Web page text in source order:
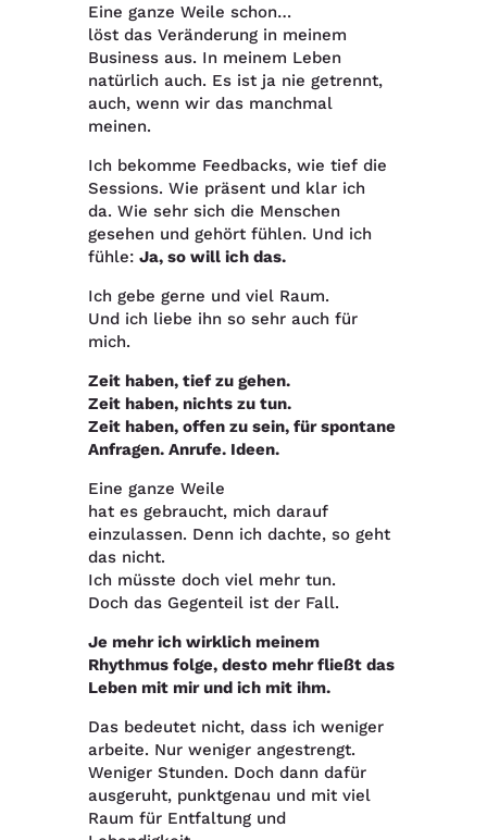
Eine ganze Weile schon…
löst das Veränderung in meinem
Business aus. In meinem Leben
natürlich auch. Es ist ja nie getrennt,
auch, wenn wir das manchmal
meinen.
Ich bekomme Feedbacks, wie tief die
Sessions. Wie präsent und klar ich
da. Wie sehr sich die Menschen
gesehen und gehört fühlen. Und ich
fühle: Ja, so will ich das.
Ich gebe gerne und viel Raum.
Und ich liebe ihn so sehr auch für
mich.
Zeit haben, tief zu gehen.
Zeit haben, nichts zu tun.
Zeit haben, offen zu sein, für spontane
Anfragen. Anrufe. Ideen.
Eine ganze Weile
hat es gebraucht, mich darauf
einzulassen. Denn ich dachte, so geht
das nicht.
Ich müsste doch viel mehr tun.
Doch das Gegenteil ist der Fall.
Je mehr ich wirklich meinem
Rhythmus folge, desto mehr fließt das
Leben mit mir und ich mit ihm.
Das bedeutet nicht, dass ich weniger
arbeite. Nur weniger angestrengt.
Weniger Stunden. Doch dann dafür
ausgeruht, punktgenau und mit viel
Raum für Entfaltung und